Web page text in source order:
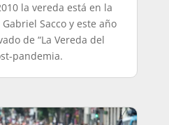
la vereda está en la
Sacco y este año
de “La Vereda del
pandemia.